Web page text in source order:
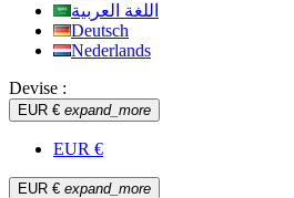
اللغة العربية
Deutsch
Nederlands
Devise :
EUR € expand_more
EUR €
EUR € expand_more